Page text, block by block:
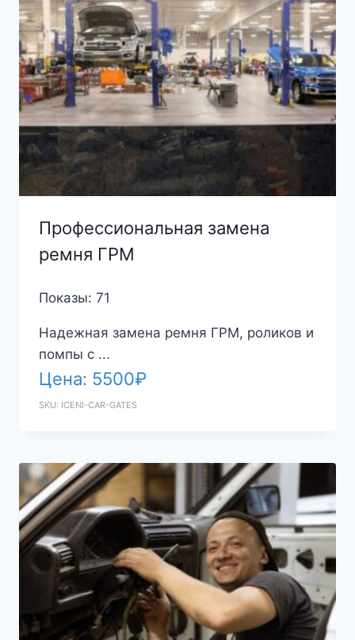
Профессиональная замена
ремня ГРМ
Показы: 71
Надежная замена ремня ГРМ, роликов и
помпы с ...
Цена: 5500₽
SKU: ICENI-CAR-GATES